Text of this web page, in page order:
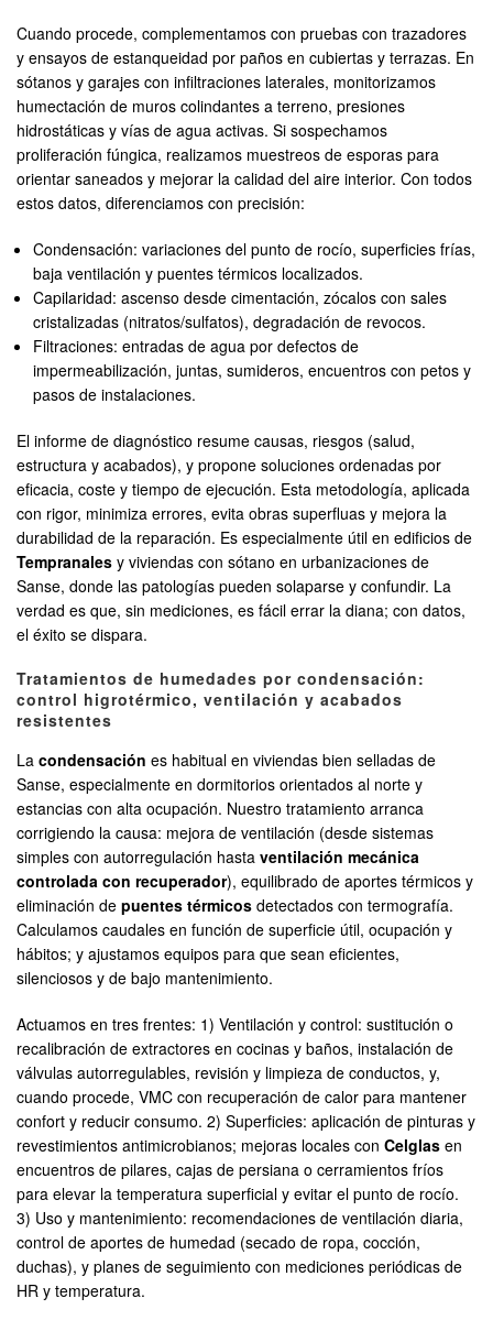
Cuando procede, complementamos con pruebas con trazadores
y ensayos de estanqueidad por paños en cubiertas y terrazas. En
sótanos y garajes con infiltraciones laterales, monitorizamos
humectación de muros colindantes a terreno, presiones
hidrostáticas y vías de agua activas. Si sospechamos
proliferación fúngica, realizamos muestreos de esporas para
orientar saneados y mejorar la calidad del aire interior. Con todos
estos datos, diferenciamos con precisión:
Condensación: variaciones del punto de rocío, superficies frías,
baja ventilación y puentes térmicos localizados.
Capilaridad: ascenso desde cimentación, zócalos con sales
cristalizadas (nitratos/sulfatos), degradación de revocos.
Filtraciones: entradas de agua por defectos de
impermeabilización, juntas, sumideros, encuentros con petos y
pasos de instalaciones.
El informe de diagnóstico resume causas, riesgos (salud,
estructura y acabados), y propone soluciones ordenadas por
eficacia, coste y tiempo de ejecución. Esta metodología, aplicada
con rigor, minimiza errores, evita obras superfluas y mejora la
durabilidad de la reparación. Es especialmente útil en edificios de
Tempranales y viviendas con sótano en urbanizaciones de
Sanse, donde las patologías pueden solaparse y confundir. La
verdad es que, sin mediciones, es fácil errar la diana; con datos,
el éxito se dispara.
Tratamientos de humedades por condensación:
control higrotérmico, ventilación y acabados
resistentes
La condensación es habitual en viviendas bien selladas de
Sanse, especialmente en dormitorios orientados al norte y
estancias con alta ocupación. Nuestro tratamiento arranca
corrigiendo la causa: mejora de ventilación (desde sistemas
simples con autorregulación hasta ventilación mecánica
controlada con recuperador), equilibrado de aportes térmicos y
eliminación de puentes térmicos detectados con termografía.
Calculamos caudales en función de superficie útil, ocupación y
hábitos; y ajustamos equipos para que sean eficientes,
silenciosos y de bajo mantenimiento.
Actuamos en tres frentes: 1) Ventilación y control: sustitución o
recalibración de extractores en cocinas y baños, instalación de
válvulas autorregulables, revisión y limpieza de conductos, y,
cuando procede, VMC con recuperación de calor para mantener
confort y reducir consumo. 2) Superficies: aplicación de pinturas y
revestimientos antimicrobianos; mejoras locales con Celglas en
encuentros de pilares, cajas de persiana o cerramientos fríos
para elevar la temperatura superficial y evitar el punto de rocío.
3) Uso y mantenimiento: recomendaciones de ventilación diaria,
control de aportes de humedad (secado de ropa, cocción,
duchas), y planes de seguimiento con mediciones periódicas de
HR y temperatura.